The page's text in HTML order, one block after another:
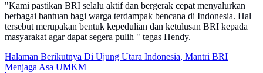
"Kami pastikan BRI selalu aktif dan bergerak cepat menyalurkan
berbagai bantuan bagi warga terdampak bencana di Indonesia. Hal
tersebut merupakan bentuk kepedulian dan ketulusan BRI kepada
masyarakat agar dapat segera pulih " tegas Hendy.
Halaman Berikutnya Di Ujung Utara Indonesia, Mantri BRI
Menjaga Asa UMKM